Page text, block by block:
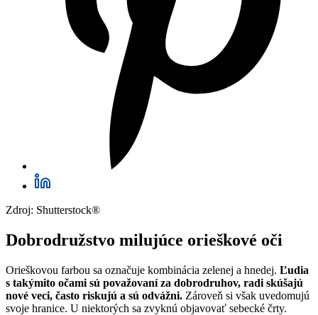
Zdroj: Shutterstock®
Dobrodružstvo milujúce orieškové oči
Orieškovou farbou sa označuje kombinácia zelenej a hnedej. Ľudia
s takýmito očami sú považovaní za dobrodruhov, radi skúšajú
nové veci, často riskujú a sú odvážni. Zároveň si však uvedomujú
svoje hranice. U niektorých sa zvyknú objavovať sebecké črty.